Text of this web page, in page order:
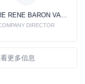
ANDRE RENE BARON VAN HEEMSTRA
DIRECTOR
更多信息